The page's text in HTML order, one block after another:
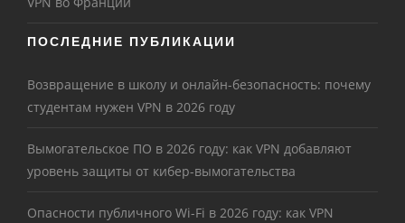
ПОСЛЕДНИЕ ПУБЛИКАЦИИ
Возвращение в школу и онлайн-безопасность: почему
студентам нужен VPN в 2026 году
Вымогательское ПО в 2026 году: как VPN добавляют
уровень защиты от кибер-вымогательства
Опасности публичного Wi-Fi в 2026 году: как VPN